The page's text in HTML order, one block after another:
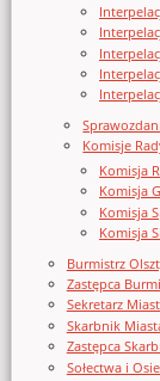
Komisje
Komisja
Komisja
Komisja
Komisja
Burmistrz
Zastępca
Sekretarz
Skarbnik
Zastępca
Sołectwa i